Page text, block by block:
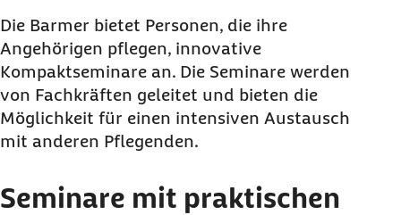
Die Barmer bietet Personen, die ihre
Angehörigen pflegen, innovative
Kompaktseminare an. Die Seminare werden
von Fachkräften geleitet und bieten die
Möglichkeit für einen intensiven Austausch
mit anderen Pflegenden.
Seminare mit praktischen